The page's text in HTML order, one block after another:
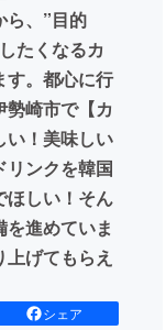
ふるさと納税
ら、”目的
たくなるカ
す。都心に行
崎市で【カ
い！美味しい
リンクを韓国
ほしい！そん
進めていま
げてもらえ
シェア